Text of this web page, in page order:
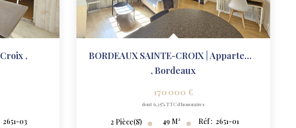
,
2651-03
BORDEAUX SAINTE-CROIX | Appartement T2 48 M²
,Bordeaux
170 000 €
dont 6,25% TTC d'honoraires
2 Pièce(s) 49 M² Réf : 2651-01